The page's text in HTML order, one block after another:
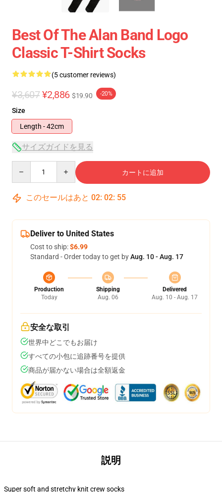
Best Of The Alan Band Logo
Classic T-Shirt Socks
(5 customer reviews)
¥3,607 ¥2,886 $19.90 -20%
Size
Length - 42cm
サイズガイドを見る
カートに追加
このセールはあと 02: 02: 55
Deliver to United States
Cost to ship:$6.99
Standard - Order today to get byAug. 10 - Aug. 17
Production
Today
Shipping
Aug. 06
Delivered
Aug. 10 - Aug. 17
安全な取引
世界中どこでもお届け
すべての小包に追跡番号を提供
商品が届かない場合は全額返金
説明
Super soft and stretchy knit crew socks